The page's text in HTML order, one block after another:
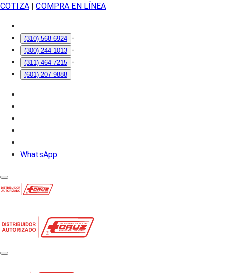
COTIZA| COMPRA EN LÍNEA
(310) 568 6924 -
(300) 244 1013 -
(311) 464 7215 -
(601) 207 9888
WhatsApp